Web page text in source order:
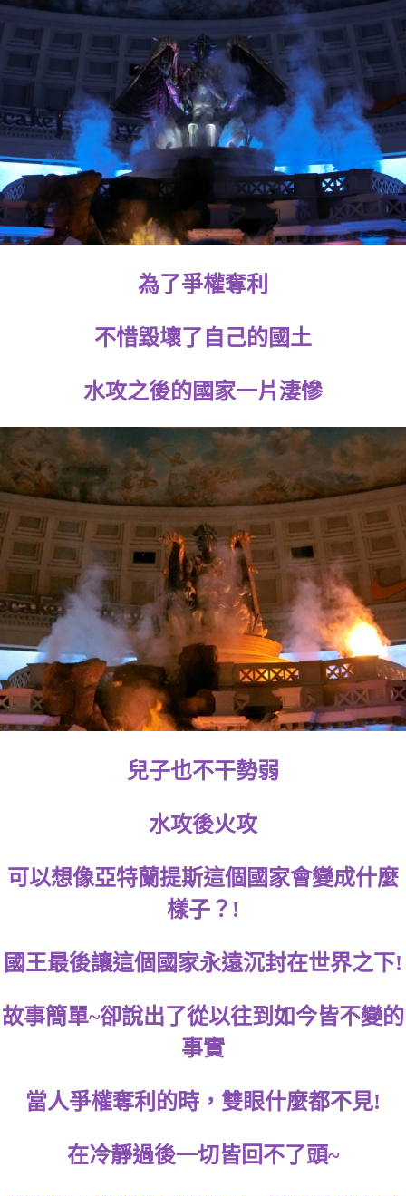
為了爭權奪利
不惜毀壞了自己的國土
水攻之後的國家一片淒慘
兒子也不干勢弱
水攻後火攻
可以想像亞特蘭提斯這個國家會變成什麼
樣子？!
國王最後讓這個國家永遠沉封在世界之下!
故事簡單~卻說出了從以往到如今皆不變的
事實
當人爭權奪利的時，雙眼什麼都不見!
在冷靜過後一切皆回不了頭~